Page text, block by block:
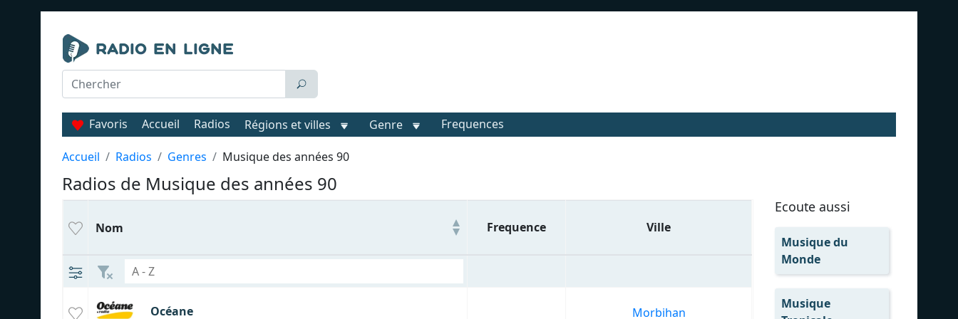
Favoris Accueil Radios Régions et villes Genre Frequences
Accueil Radios Genres Musique des années 90
Radios de Musique des années 90
Nom Frequence Ville
Océane Morbihan
Ecoute aussi
Musique du
Monde
Musique